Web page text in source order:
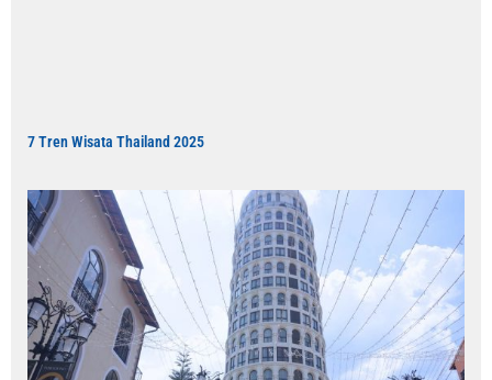
7 Tren Wisata Thailand 2025